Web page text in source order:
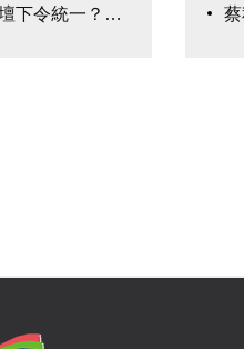
下令統一？國民黨：均屬臆